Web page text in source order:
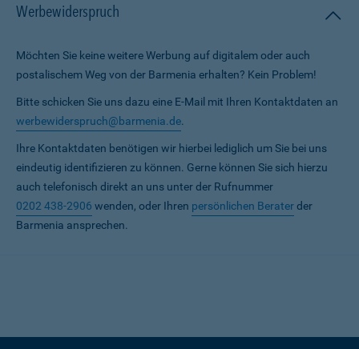
Werbewiderspruch
Möchten Sie keine weitere Werbung auf digitalem oder auch
postalischem Weg von der Barmenia erhalten? Kein Problem!
Bitte schicken Sie uns dazu eine E-Mail mit Ihren Kontaktdaten an
werbewiderspruch@barmenia.de.
Ihre Kontaktdaten benötigen wir hierbei lediglich um Sie bei uns
eindeutig identifizieren zu können. Gerne können Sie sich hierzu
auch telefonisch direkt an uns unter der Rufnummer
0202 438-2906 wenden, oder Ihren persönlichen Beraterder
Barmenia ansprechen.